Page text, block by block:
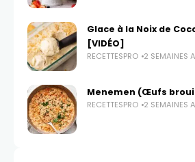
Glace à la Noix de
[VIDÉO]
RECETTESPRO 2 SEMAINES
Menemen (Œufs
RECETTESPRO 2 SEMAINES